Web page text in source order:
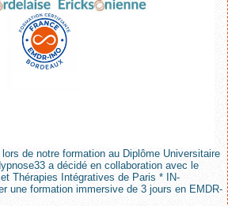
de notre formation au Diplôme Universitaire
a décidé en collaboration avec le
Thérapies Intégratives de Paris * IN-
une formation immersive de 3 jours en EMDR-